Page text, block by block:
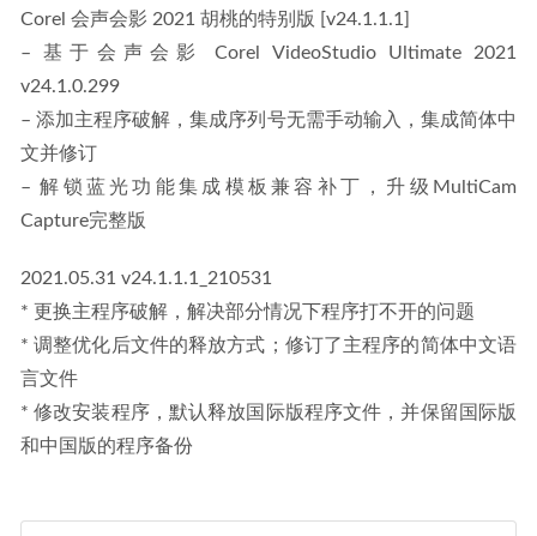
Corel 会声会影 2021 胡桃的特别版 [v24.1.1.1]
– 基于会声会影 Corel VideoStudio Ultimate 2021
v24.1.0.299
– 添加主程序破解，集成序列号无需手动输入，集成简体中
文并修订
– 解锁蓝光功能集成模板兼容补丁，升级MultiCam
Capture完整版
2021.05.31 v24.1.1.1_210531
* 更换主程序破解，解决部分情况下程序打不开的问题
* 调整优化后文件的释放方式；修订了主程序的简体中文语
言文件
* 修改安装程序，默认释放国际版程序文件，并保留国际版
和中国版的程序备份